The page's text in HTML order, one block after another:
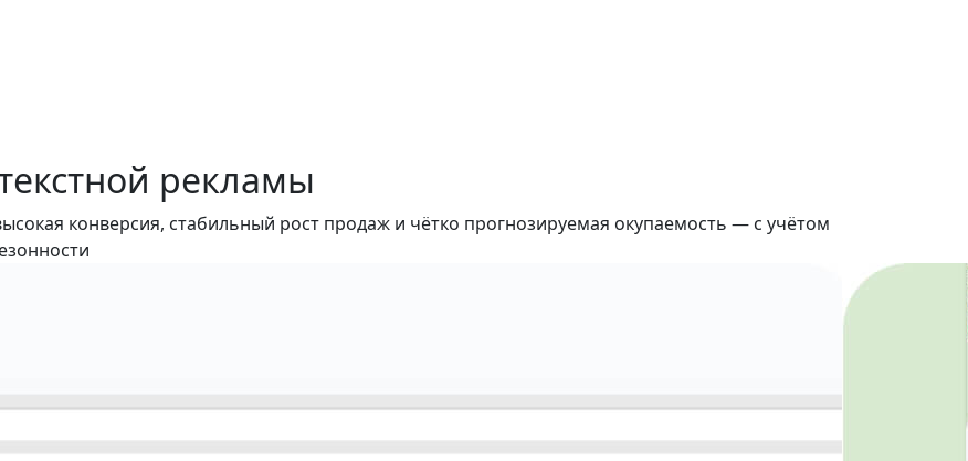
рекламы
конверсия, стабильный рост продаж и чётко прогнозируемая окупаемость — с учётом